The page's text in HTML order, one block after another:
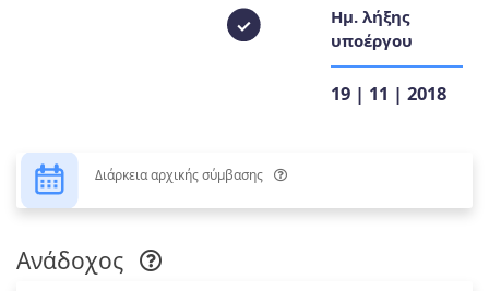
Ημ. λήξης
υποέργου
19 | 11 | 2018
Διάρκεια αρχικής σύμβασης
Ανάδοχος